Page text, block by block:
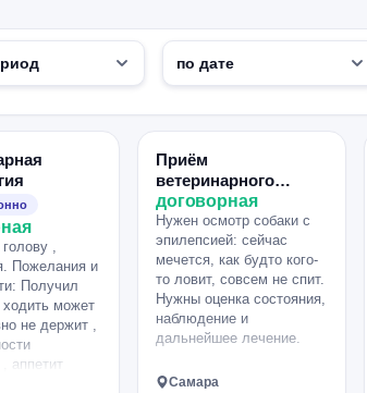
,
Пожелания и
Получил
ходить может
не держит ,
аппетит
зрачки
Приём
ветеринарного
невролога для
собаки
договорная
Нужен осмотр собаки с
эпилепсией: сейчас
мечется, как будто кого-
то ловит, совсем не спит.
Нужны оценка состояния,
наблюдение и
дальнейшее лечение.
Самара